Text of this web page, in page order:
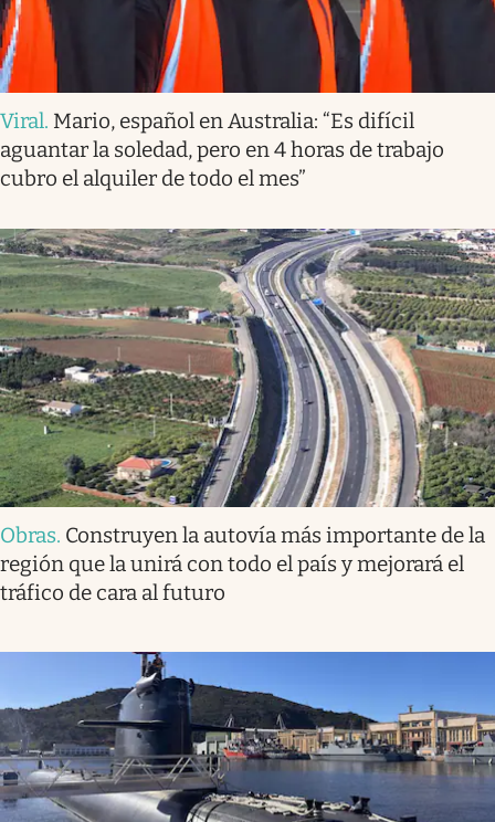
Viral. Mario, español en Australia: “Es difícil
aguantar la soledad, pero en 4 horas de trabajo
cubro el alquiler de todo el mes”
Obras. Construyen la autovía más importante de la
región que la unirá con todo el país y mejorará el
tráfico de cara al futuro